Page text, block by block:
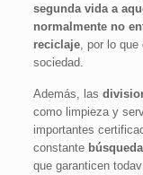
segunda vida a
normalmente no
reciclaje , por lo
sociedad.
Además, las
como limpieza y
importantes
constante
que garanticen